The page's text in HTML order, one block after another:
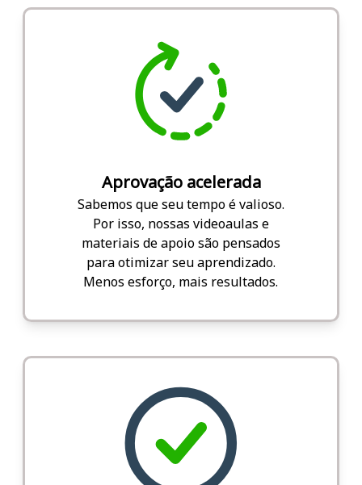
Aprovação acelerada
Sabemos que seu tempo é valioso.
Por isso, nossas videoaulas e
materiais de apoio são pensados
para otimizar seu aprendizado.
Menos esforço, mais resultados.